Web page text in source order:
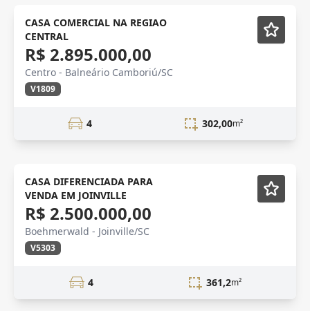
Semi-mobiliado
CASA COMERCIAL NA REGIAO
CENTRAL
R$ 2.895.000,00
Centro - Balneário Camboriú/SC
V1809
4 302,00m²
VENDA
CASA DIFERENCIADA PARA
VENDA EM JOINVILLE
R$ 2.500.000,00
Boehmerwald - Joinville/SC
V5303
4 361,2m²